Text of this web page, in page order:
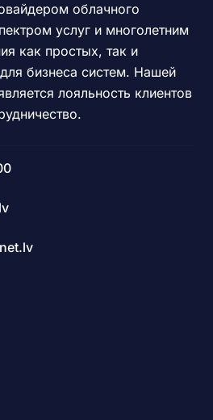
облачного
услуг и многолетним
как простых, так и
бизнеса систем. Нашей
лояльность клиентов